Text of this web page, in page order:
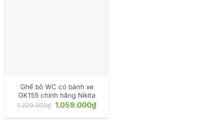
Ghế bô WC có bánh xe
GK155 chính hãng Nikita
1.209.000₫ Giá
gốc
là:
1.059.000₫Giá
hiện
tại